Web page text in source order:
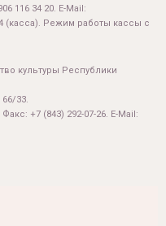
116 34 20. E-Mail:
(касса). Режим работы кассы с
культуры Республики
33.
+7 (843) 292-07-26. E-Mail: